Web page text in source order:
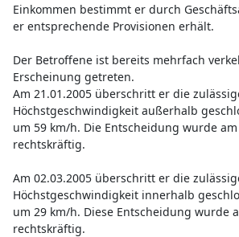
Einkommen bestimmt er durch
er entsprechende Provisionen erhält.
Der Betroffene ist bereits mehrfach
Erscheinung getreten.
Am 21.01.2005 überschritt er die
Höchstgeschwindigkeit außerhalb
um 59 km/h. Die Entscheidung wurde am
rechtskräftig.
Am 02.03.2005 überschritt er die
Höchstgeschwindigkeit innerhalb
um 29 km/h. Diese Entscheidung wurde
rechtskräftig.